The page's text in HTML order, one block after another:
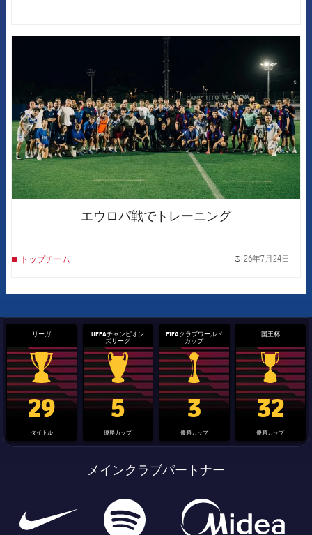
FCB Barcelona badge
エウロパ戦でトレーニング
トップチーム 26年7月24日
リーガ
La Liga trophy
29
タイトル
UEFAチャンピオン
ズリーグ
Champions League trophy
5
優勝カップ
FIFAクラブワールド
カップ
label.aria.clubworldcup
3
優勝カップ
国王杯
国王杯
32
優勝カップ
メインクラブパートナー